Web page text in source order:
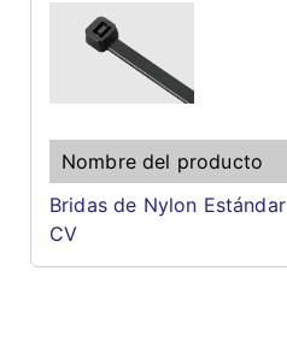
Bridas de Nylon Estándar
CV